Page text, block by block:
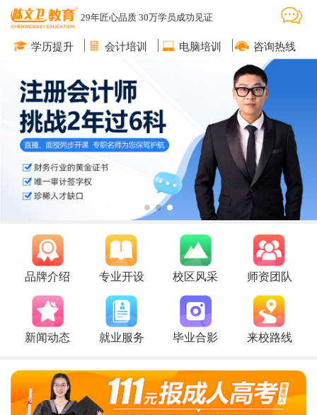
29年匠心品质 30万学员成功见证
学历提升 会计培训 电脑培训 咨询热线
品牌介绍 专业开设 校区风采 师资团队
新闻动态 就业服务 毕业合影 来校路线